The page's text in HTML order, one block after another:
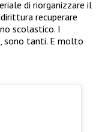
di riorganizzare il
recuperare
scolastico. I
sono tanti. E molto